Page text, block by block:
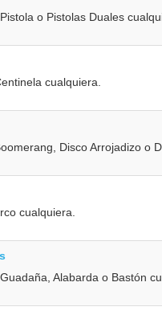
o Pistolas Duales
cualquiera.
Disco Arrojadizo o
cualquiera.
Alabarda o Bastón